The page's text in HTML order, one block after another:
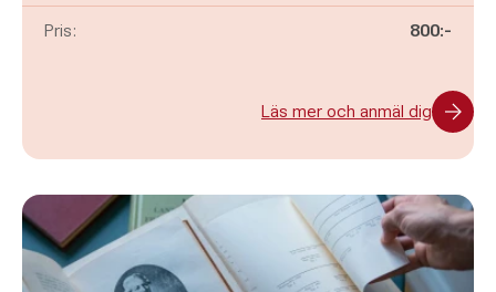
Pris: 800:-
Läs mer och anmäl dig